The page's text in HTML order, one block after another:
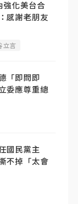
強化美台合
感謝老朋友
立言
「即問即
委應尊重總
國民黨主
不掉「太會